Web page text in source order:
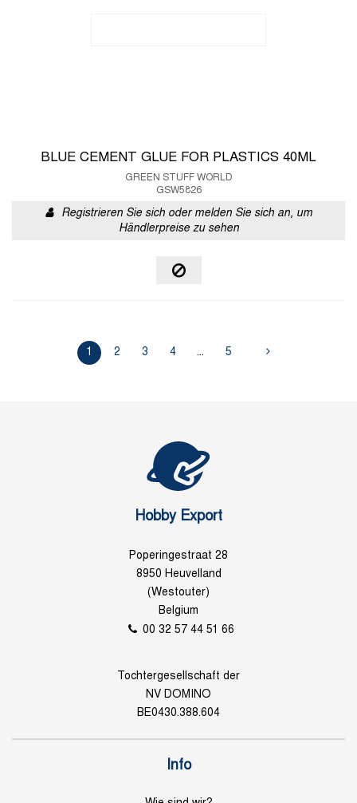
BLUE CEMENT GLUE FOR PLASTICS 40ML
GREEN STUFF WORLD
GSW5826
Registrieren Sie sich oder melden Sie sich an, um
Händlerpreise zu sehen
1 2 3 4 ... 5
Hobby Export
Poperingestraat 28
8950 Heuvelland
(Westouter)
Belgium
00 32 57 44 51 66
Tochtergesellschaft der
NV DOMINO
BE0430.388.604
Info